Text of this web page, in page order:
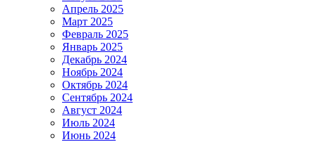
Апрель 2025
Март 2025
Февраль 2025
Январь 2025
Декабрь 2024
Ноябрь 2024
Октябрь 2024
Сентябрь 2024
Август 2024
Июль 2024
Июнь 2024